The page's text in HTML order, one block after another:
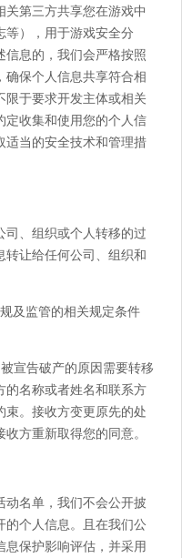
第三方共享您在游戏中
等），用于游戏安全分
信息的，我们会严格按照
确保个人信息共享符合相
限于要求开发主体或相关
定收集和使用您的个人信
适当的安全技术和管理措
司、组织或个人转移的过
转让给任何公司、组织和
及监管的相关规定条件
宣告破产的原因需要转移
的名称或者姓名和联系方
束。接收方变更原先的处
方重新取得您的同意。
动名单，我们不会公开披
的个人信息。且在我们公
息保护影响评估，并采用